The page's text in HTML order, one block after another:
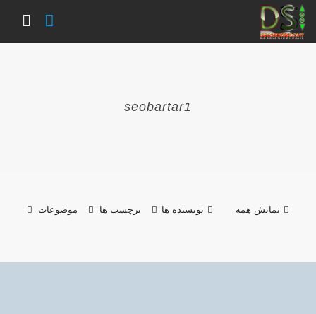
seobartar1
موضوعات برچسب ها نویسنده ها نمایش همه